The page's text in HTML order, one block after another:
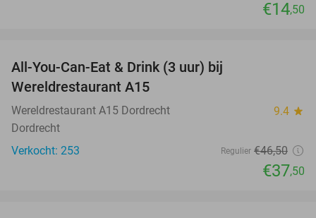
€14,50
All-You-Can-Eat & Drink (3 uur) bij
Wereldrestaurant A15
Wereldrestaurant A15 Dordrecht 9.4 star
Dordrecht
Verkocht: 253
Regulier €46,50
€37,50